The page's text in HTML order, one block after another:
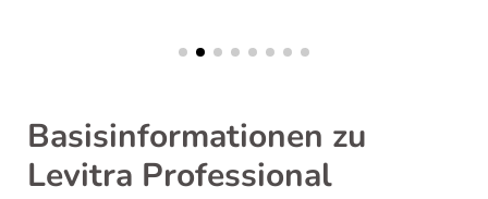
Basisinformationen zu
Levitra Professional